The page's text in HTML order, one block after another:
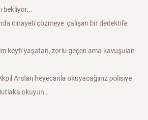
bekliyor...
cinayeti çözmeye çalışan bir dedektife
keyfi yaşatan, zorlu geçen ama kavuşulan
Arslan heyecanla okuyacağınız polisiye
okuyun…